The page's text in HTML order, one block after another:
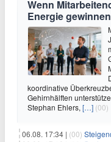
Wenn
Energie gewinnen
koordinative
Gehirnhälften
Stephan Ehlers, […] (00)
06.08. 17:34 | (00) Steigende